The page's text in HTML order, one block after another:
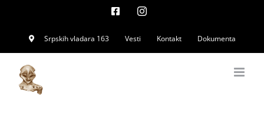
content
FacebookInstagram
Srpskih vladara 163 Vesti Kontakt Dokumenta